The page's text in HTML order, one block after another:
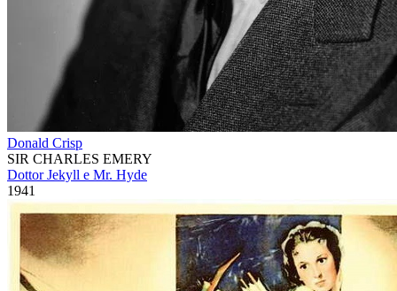
Donald Crisp
SIR CHARLES EMERY
Dottor Jekyll e Mr. Hyde
1941